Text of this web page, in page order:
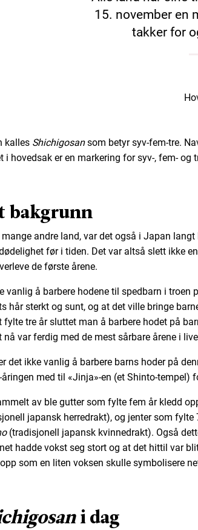
15. november en
takker for
kalles Shichigosansom betyr syv-fem-tre.
i hovedsak er en markering for syv-, fem- og
bakgrunn
andre land, var det også i Japan langt
før i tiden. Det var altså slett ikke
de første årene.
vanlig å barbere hodene til spedbarn i troen
hår sterkt og sunt, og at det ville bringe
fylte tre år sluttet man å barbere hodet på
nå var ferdig med de mest sårbare årene i
det ikke vanlig å barbere barns hoder på
åringen med til «Jinja»-en (et Shinto-tempel)
av ble gutter som fylte fem år kledd
japansk herredrakt), og jenter som fylte
(tradisjonell japansk kvinnedrakt). Også
hadde vokst seg stort og at det hittil var
som en liten voksen skulle symbolisere
i dag